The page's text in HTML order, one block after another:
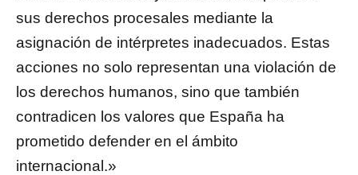
sus derechos procesales mediante la
asignación de intérpretes inadecuados. Estas
acciones no solo representan una violación de
los derechos humanos, sino que también
contradicen los valores que España ha
prometido defender en el ámbito
internacional.»